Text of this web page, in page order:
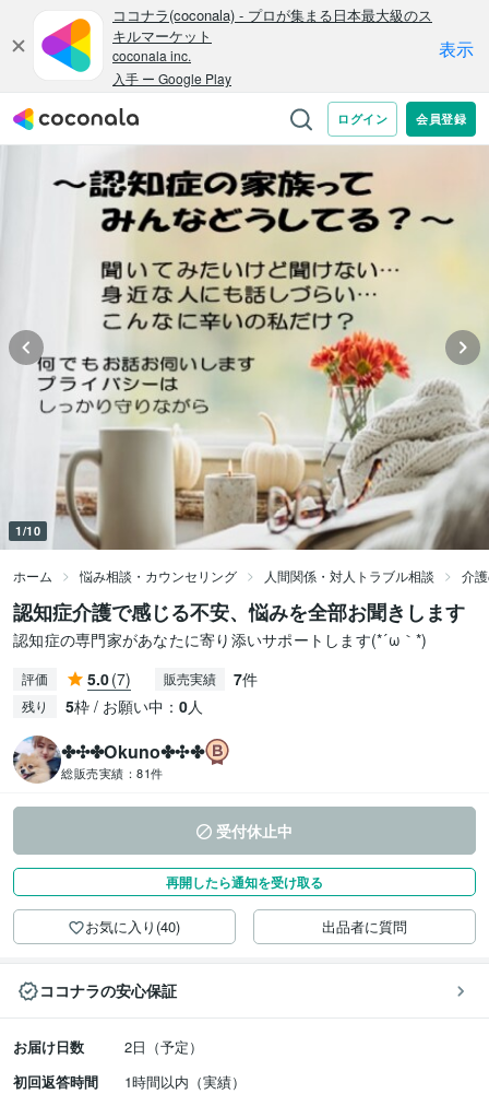
1/10
ホーム 悩み相談・カウンセリング 人間関係・対人トラブル相談 介
認知症介護で感じる不安、悩みを全部お聞きします
認知症の専門家があなたに寄り添いサポートします(*´ω｀*)
評価 5.0(7) 販売実績 7件
残り 5枠 / お願い中： 0人
✤✣✤Okuno✤✣✤
総販売実績： 81件
受付休止中
再開したら通知を受け取る
お気に入り(40) 出品者に質問
ココナラの安心保証
お届け日数
2日（予定）
初回返答時間
1時間以内（実績）